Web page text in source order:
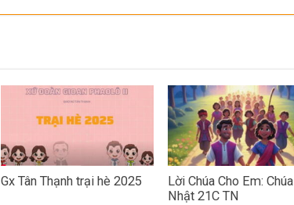
Gx Tân Thạnh trại hè 2025
Lời Chúa Cho Em: Chúa
Nhật 21C TN